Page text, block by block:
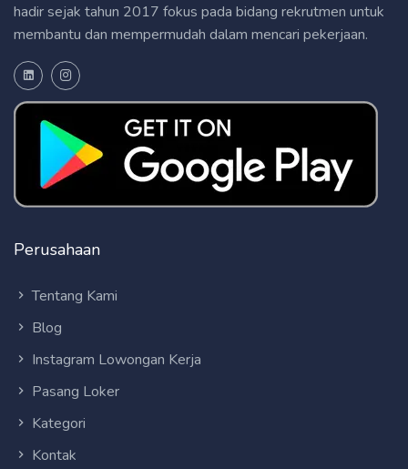
hadir sejak tahun 2017 fokus pada bidang rekrutmen untuk
membantu dan mempermudah dalam mencari pekerjaan.
Perusahaan
Tentang Kami
Blog
Instagram Lowongan Kerja
Pasang Loker
Kategori
Kontak